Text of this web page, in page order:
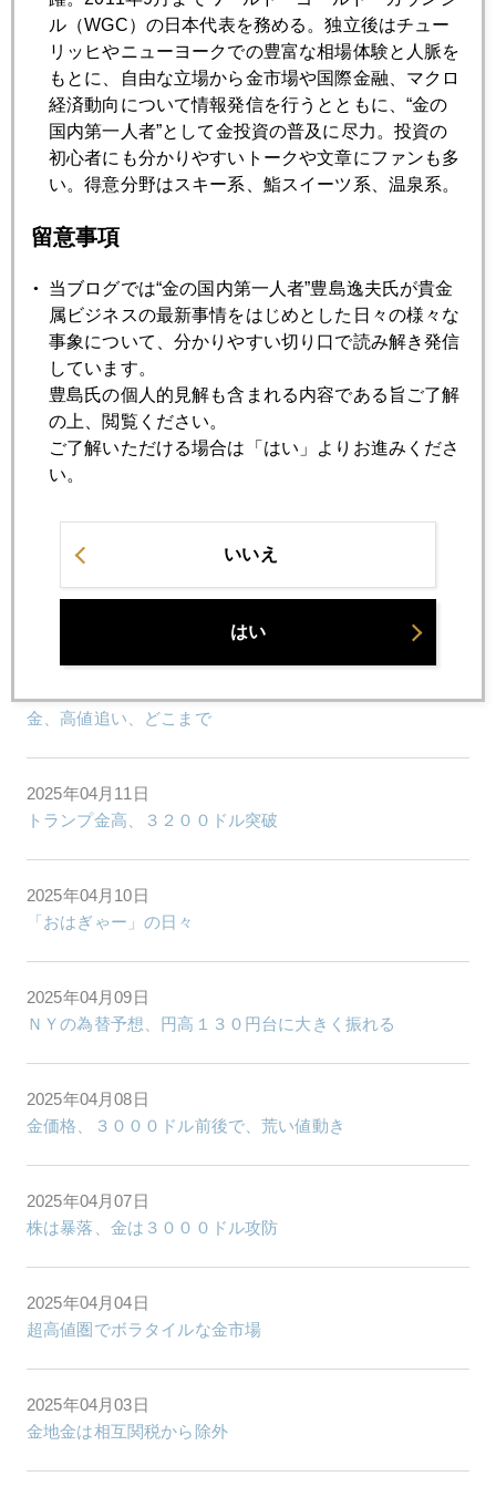
2025年04月22日
また、一日１００ドル近く急騰、３５００ドル視野
2025年04月21日
イースター休暇明け、アジア時間で金続騰
金急騰、やっと一服
2025年04月17日
米機関投資家調査、ＮＯ１の投資対象はアップル、メタを
押さえ「金」１位
2025年04月16日
2025年04月15日
金、高値追い、どこまで
2025年04月11日
トランプ金高、３２００ドル突破
2025年04月10日
「おはぎゃー」の日々
2025年04月09日
ＮＹの為替予想、円高１３０円台に大きく振れる
2025年04月08日
金価格、３０００ドル前後で、荒い値動き
2025年04月07日
株は暴落、金は３０００ドル攻防
2025年04月04日
超高値圏でボラタイルな金市場
2025年04月03日
金地金は相互関税から除外
ル（WGC）の日本代表を務める。独立後はチュー
リッヒやニューヨークでの豊富な相場体験と人脈を
もとに、自由な立場から金市場や国際金融、マクロ
経済動向について情報発信を行うとともに、“金の
国内第一人者”として金投資の普及に尽力。投資の
初心者にも分かりやすいトークや文章にファンも多
い。得意分野はスキー系、鮨スイーツ系、温泉系。
留意事項
当ブログでは“金の国内第一人者”豊島逸夫氏が貴金
属ビジネスの最新事情をはじめとした日々の様々な
事象について、分かりやすい切り口で読み解き発信
しています。
豊島氏の個人的見解も含まれる内容である旨ご了解
の上、閲覧ください。
ご了解いただける場合は「はい」よりお進みくださ
い。
いいえ
はい